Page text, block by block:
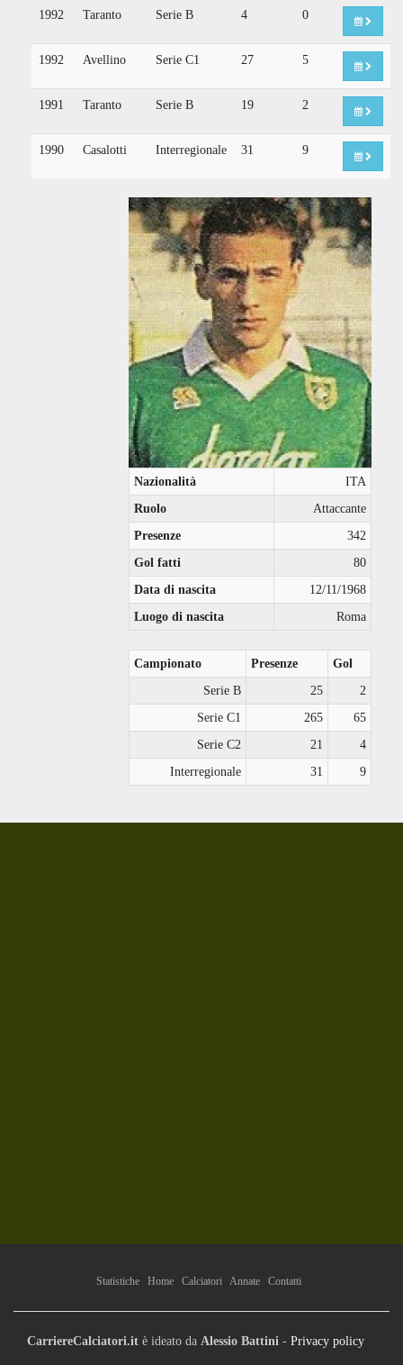
1992 Taranto Serie B 4 0
1992 Avellino Serie C1 27 5
1991 Taranto Serie B 19 2
1990 Casalotti Interregionale 31 9
Nazionalità
ITA
Ruolo
Attaccante
Presenze
342
Gol fatti
80
Data di nascita
12/11/1968
Luogo di nascita
Roma
Campionato Presenze
Gol
Serie B
25
2
Serie C1
265
65
Serie C2
21
4
Interregionale
31 9
Statistiche Home Calciatori Annate Contatti
CarriereCalciatori.it è ideato da Alessio Battini - Privacy policy